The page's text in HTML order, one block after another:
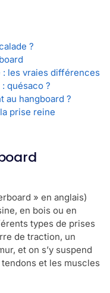
?
: les vraies différences
quésaco ?
au hangboard ?
prise reine
» en anglais)
en bois ou en
types de prises
de traction, un
et on s’y suspend
et les muscles